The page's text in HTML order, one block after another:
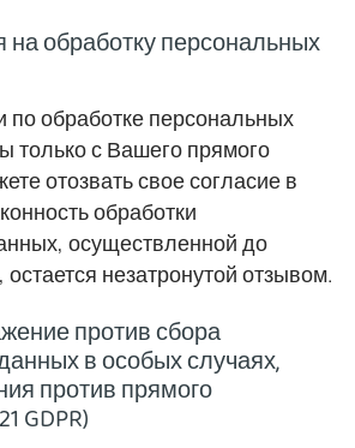
на обработку персональных
по обработке персональных
только с Вашего прямого
отозвать свое согласие в
обработки
осуществленной до
незатронутой отзывом.
против сбора
в особых случаях,
против прямого
GDPR)